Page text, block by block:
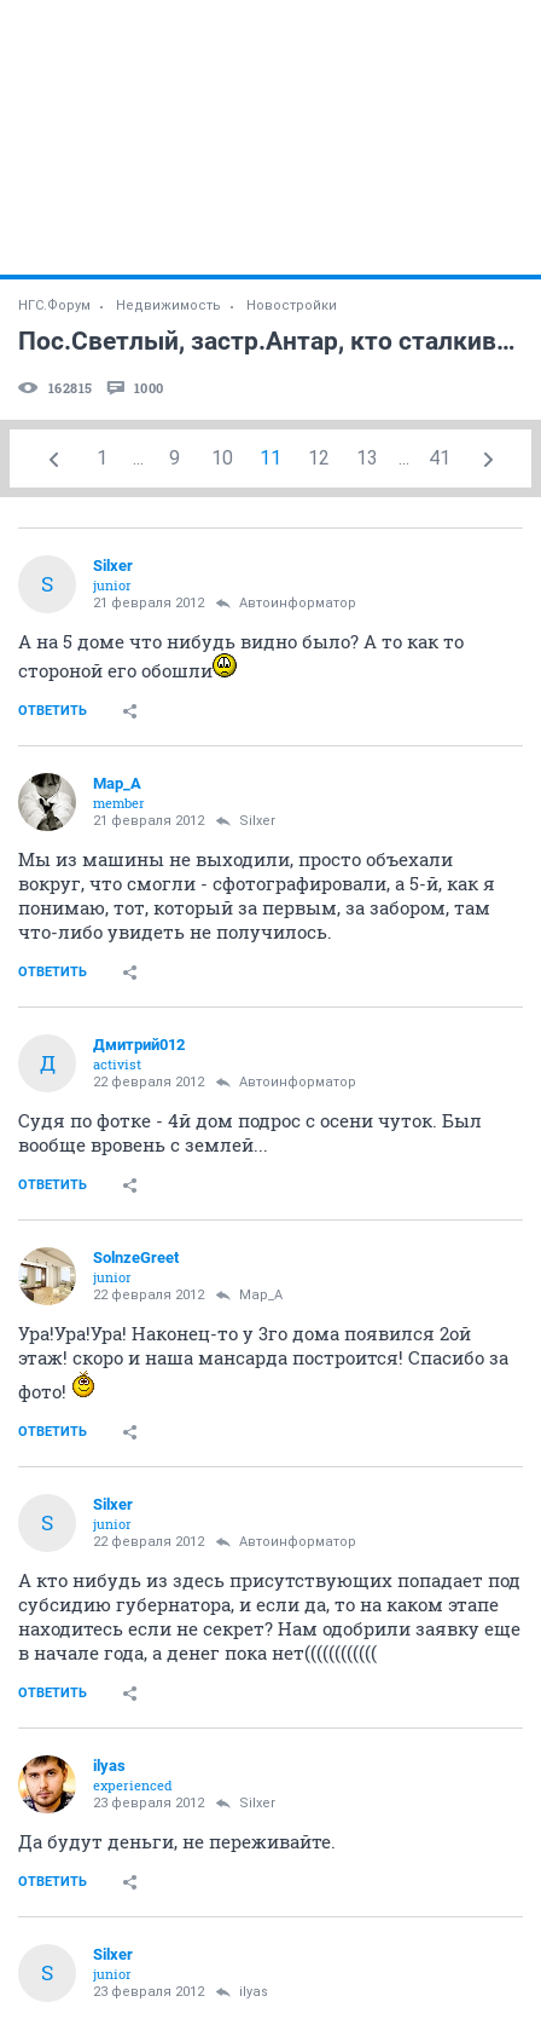
НГС.Форум Недвижимость Новостройки
Пос.Светлый, застр.Антар, кто сталкивался? (часть 2)
162815 1000
1 ... 9 10 11 12 13 ... 41
S
Silxer
junior
21 февраля 2012 Автоинформатор
А на 5 доме что нибудь видно было? А то как то
стороной его обошли
ОТВЕТИТЬ
Мар_А
member
21 февраля 2012 Silxer
Мы из машины не выходили, просто объехали
вокруг, что смогли - сфотографировали, а 5-й, как я
понимаю, тот, который за первым, за забором, там
что-либо увидеть не получилось.
ОТВЕТИТЬ
Д
Дмитрий012
activist
22 февраля 2012 Автоинформатор
Судя по фотке - 4й дом подрос с осени чуток. Был
вообще вровень с землей...
ОТВЕТИТЬ
SolnzeGreet
junior
22 февраля 2012 Мар_А
Ура!Ура!Ура! Наконец-то у 3го дома появился 2ой
этаж! скоро и наша мансарда построится! Спасибо за
фото!
ОТВЕТИТЬ
S
Silxer
junior
22 февраля 2012 Автоинформатор
А кто нибудь из здесь присутствующих попадает под
субсидию губернатора, и если да, то на каком этапе
находитесь если не секрет? Нам одобрили заявку еще
в начале года, а денег пока нет((((((((((((
ОТВЕТИТЬ
ilyas
experienced
23 февраля 2012 Silxer
Да будут деньги, не переживайте.
ОТВЕТИТЬ
S
Silxer
junior
23 февраля 2012 ilyas